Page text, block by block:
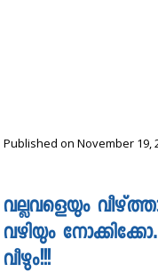
Published on November 19,
വല്ലവളെയും
വഴിയും
വീഴും!!!